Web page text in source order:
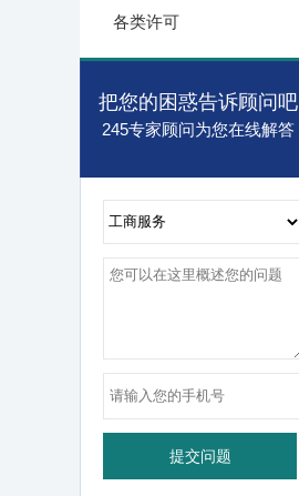
各类许可
把您的困惑告诉顾问吧
245专家顾问为您在线解答